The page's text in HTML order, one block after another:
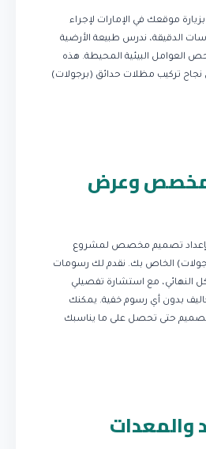
موقعك في الإمارات لإجراء
الدقيقة، ندرس طبيعة الأرضية
العوامل البيئية المحيطة. هذه
تركيب مظلات حدائق (برجولات)
وعرض
بإعداد تصميم مخصص لمشروع
الخاص بك. نقدم لك رسومات
النهائي، مع استشارة تفصيلي
بدون أي رسوم خفية. يمكنك
حتى تحصل على ما يناسبك
والمعدات